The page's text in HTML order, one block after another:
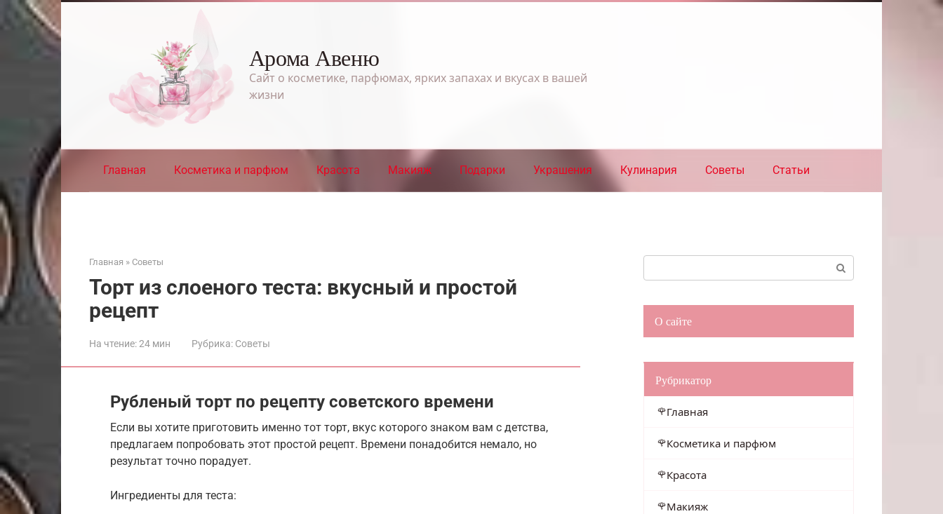
Перейти
к
контенту
Арома Авеню
Сайт о косметике, парфюмах, ярких запахах и вкусах в вашей
жизни
Главная Косметика и парфюм Красота Макияж Подарки Украшения Кулинария Советы Статьи
Главная » Советы
Торт из слоеного теста: вкусный и простой
рецепт
На чтение:24 мин Рубрика: Советы
Рубленый торт по рецепту советского времени
Если вы хотите приготовить именно тот торт, вкус которого знаком вам с детства,
предлагаем попробовать этот простой рецепт. Времени понадобится немало, но
результат точно порадует.
Ингредиенты для теста:
О сайте
Рубрикатор
Главная
Косметика и парфюм
Красота
Макияж